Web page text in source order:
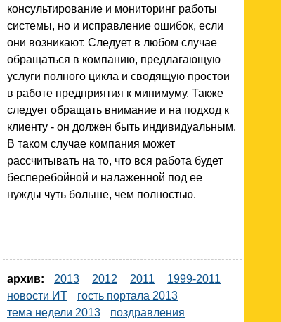
консультирование и мониторинг работы
системы, но и исправление ошибок, если
они возникают. Следует в любом случае
обращаться в компанию, предлагающую
услуги полного цикла и сводящую простои
в работе предприятия к минимуму. Также
следует обращать внимание и на подход к
клиенту - он должен быть индивидуальным.
В таком случае компания может
рассчитывать на то, что вся работа будет
бесперебойной и налаженной под ее
нужды чуть больше, чем полностью.
архив: 2013 2012 2011
1999-2011
новости ИТ
гость портала 2013
тема недели 2013
поздравления